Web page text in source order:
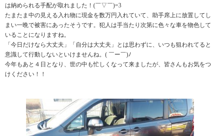
は納められる手配が取れました！(￣▽￣)=3
たまたま中の見える入れ物に現金を数万円入れていて、助手席上に放置してし
まい一晩で被害にあったそうです。犯人は手当たり次第に色々な車を物色して
いることになりますね。
「今日だけなら大丈夫」「自分は大丈夫」とは思わずに、いつも狙われてると
意識して行動しないといけませんね。( ￣ー￣)ﾉ
今年もあと４日となり、世の中も忙しくなって来ましたが、皆さんもお気をつ
けください！！